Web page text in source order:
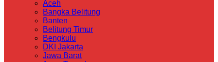
Aceh
Bangka Belitung
Banten
Belitung Timur
Bengkulu
DKI Jakarta
Jawa Barat